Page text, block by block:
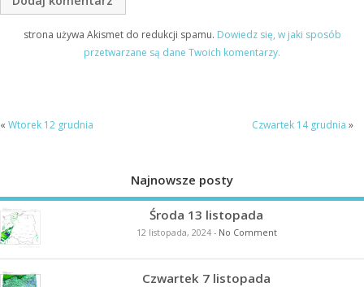
strona używa Akismet do redukcji spamu. Dowiedz się, w jaki sposób
przetwarzane są dane Twoich komentarzy.
« Wtorek 12 grudnia Czwartek 14 grudnia »
Najnowsze posty
Środa 13 listopada
12 listopada, 2024- No Comment
Czwartek 7 listopada